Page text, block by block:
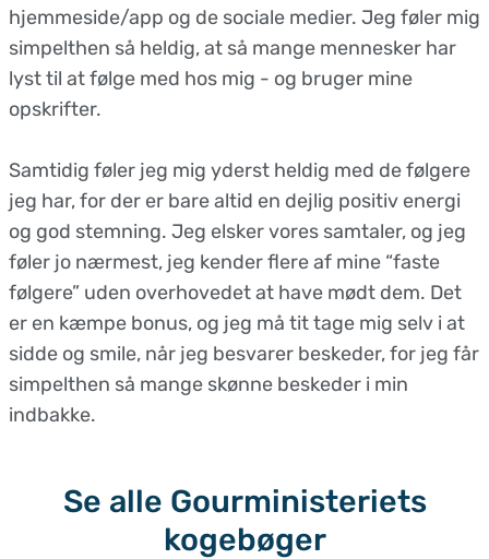
hjemmeside/app og de sociale medier. Jeg føler mig
simpelthen så heldig, at så mange mennesker har
lyst til at følge med hos mig - og bruger mine
opskrifter.
Samtidig føler jeg mig yderst heldig med de følgere
jeg har, for der er bare altid en dejlig positiv energi
og god stemning. Jeg elsker vores samtaler, og jeg
føler jo nærmest, jeg kender flere af mine “faste
følgere” uden overhovedet at have mødt dem. Det
er en kæmpe bonus, og jeg må tit tage mig selv i at
sidde og smile, når jeg besvarer beskeder, for jeg får
simpelthen så mange skønne beskeder i min
indbakke.
Se alle Gourministeriets
kogebøger